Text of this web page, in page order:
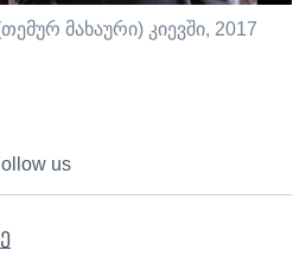
მახაური) კიევში, 2017
us